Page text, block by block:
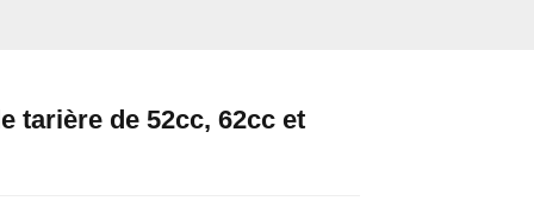
Loading...
Loading...
tarière de 52cc, 62cc et